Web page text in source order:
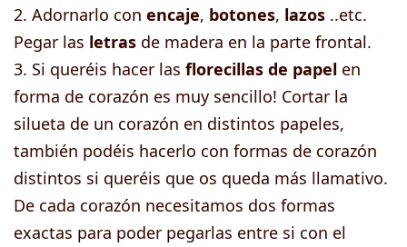
2. Adornarlo con encaje, botones, lazos ..etc.
Pegar las letras de madera en la parte frontal.
3. Si queréis hacer las florecillas de papel en
forma de corazón es muy sencillo! Cortar la
silueta de un corazón en distintos papeles,
también podéis hacerlo con formas de corazón
distintos si queréis que os queda más llamativo.
De cada corazón necesitamos dos formas
exactas para poder pegarlas entre si con el